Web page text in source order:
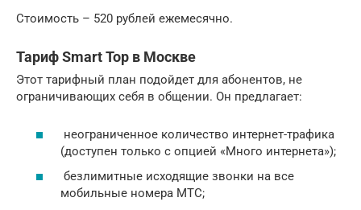
Стоимость – 520 рублей ежемесячно.
Тариф Smart Top в Москве
Этот тарифный план подойдет для абонентов, не
ограничивающих себя в общении. Он предлагает:
неограниченное количество интернет-трафика
(доступен только с опцией «Много интернета»);
безлимитные исходящие звонки на все
мобильные номера МТС;